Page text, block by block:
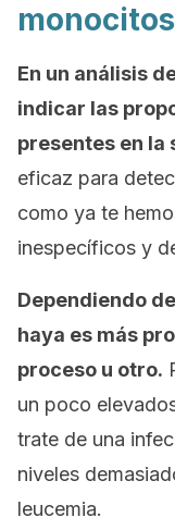
En un análisis
indicar las
presentes en la
eficaz para
como ya te
inespecíficos y
Dependiendo
haya es más
proceso u otro.
un poco
trate de una
niveles
leucemia.